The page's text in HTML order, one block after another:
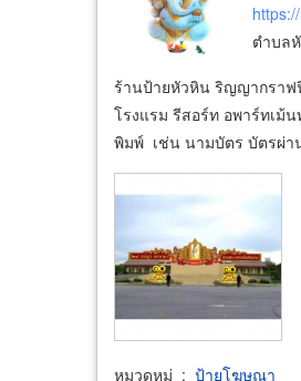
ตำบล
ร้านป้ายหัวหิน ริญญากราฟ
โรงแรม รีสอร์ท อพาร์ทเ
พิมพ์ เช่น นามบัตร บัตรผ่า
หมวดหมู่ : ป้ายโฆษณา